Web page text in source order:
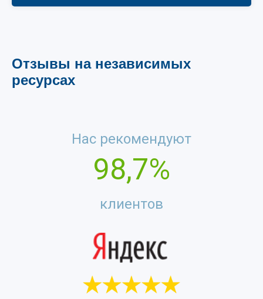
Отзывы на независимых
ресурсах
Нас рекомендуют
клиентов
98,7%